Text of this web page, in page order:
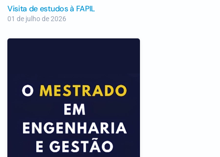
Visita de estudos à FAPIL
01 de julho de 2026